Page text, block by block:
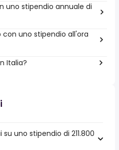
uno stipendio annuale di
uno stipendio all'ora
Italia?
uno stipendio di 211.800